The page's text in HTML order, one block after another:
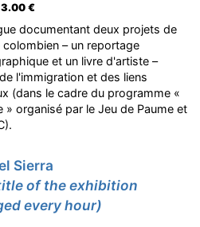
€
documentant deux projets de
colombien – un reportage
et un livre d'artiste –
l'immigration et des liens
(dans le cadre du programme «
» organisé par le Jeu de Paume et
Sierra
of the exhibition
every hour)